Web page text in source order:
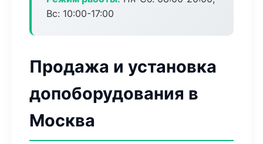
Вс: 10:00-17:00
Продажа и установка
допоборудования в
Москва